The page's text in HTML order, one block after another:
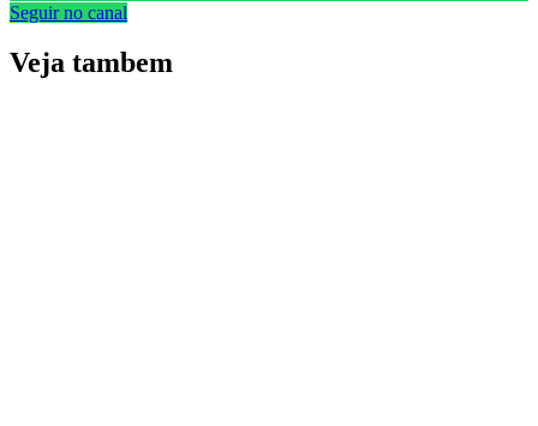
Seguir no canal
Veja tambem